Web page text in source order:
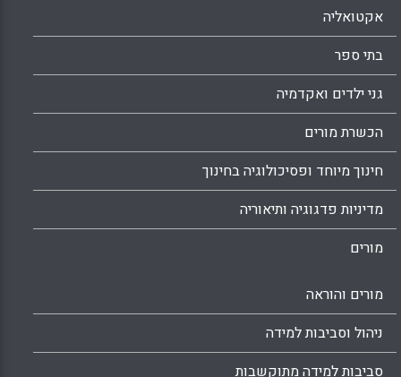
אקטואליה
בתי ספר
גני ילדים ואקדמיה
הכשרת מורים
חינוך מיוחד ופסיכולוגיה בחינוך
מדיניות פדגוגיה ותיאוריה
מורים
מורים והוראה
ניהול וסביבות למידה
סביבות למידה מתוקשבות